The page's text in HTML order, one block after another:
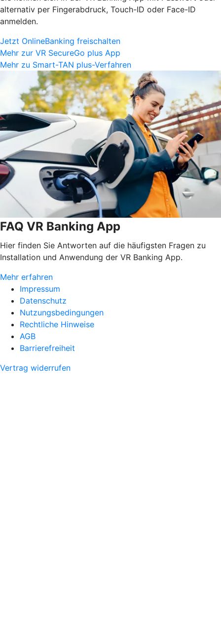
alternativ per Fingerabdruck, Touch-ID oder Face-ID
anmelden.
Jetzt OnlineBanking freischalten
Mehr zur VR SecureGo plus App
Mehr zu Smart-TAN plus-Verfahren
FAQ VR Banking App
Hier finden Sie Antworten auf die häufigsten Fragen zu
Installation und Anwendung der VR Banking App.
Mehr erfahren
Impressum
Datenschutz
Nutzungsbedingungen
Rechtliche Hinweise
AGB
Barrierefreiheit
Vertrag widerrufen